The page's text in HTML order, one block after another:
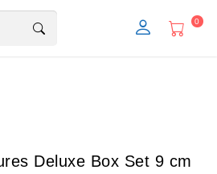
0
Deluxe Box Set 9 cm